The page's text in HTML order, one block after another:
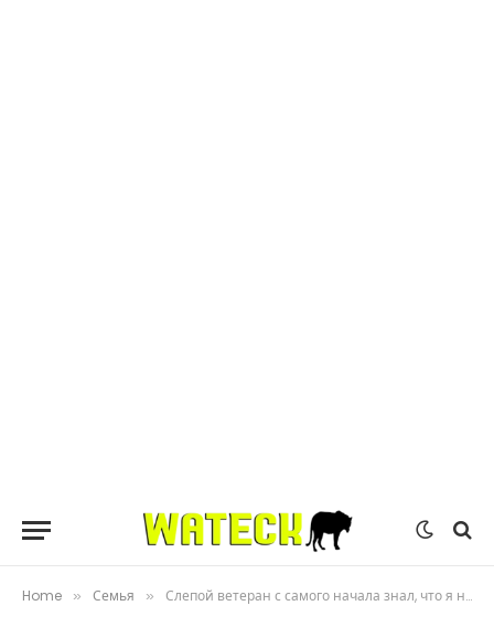
Home » Семья » Слепой ветеран с самого начала знал, что я не его внучка